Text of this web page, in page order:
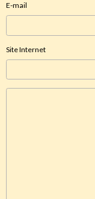
E-mail
Site Internet